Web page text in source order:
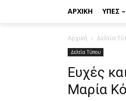
ΑΡΧΙΚΉ ΥΠΕΣ
Αρχική Δελτία
Δελτία Τύπου
Ευχές
Μαρία